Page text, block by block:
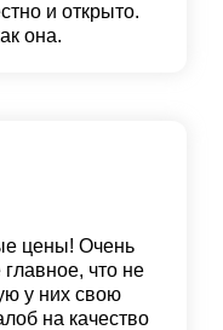
и открыто.
она.
цены! Очень
что не
у них свою
на качество